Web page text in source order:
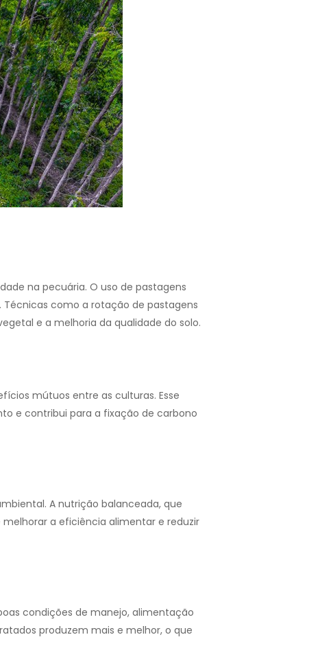
na pecuária. O uso de pastagens
como a rotação de pastagens
e a melhoria da qualidade do solo.
mútuos entre as culturas. Esse
e contribui para a fixação de carbono
A nutrição balanceada, que
a eficiência alimentar e reduzir
condições de manejo, alimentação
produzem mais e melhor, o que